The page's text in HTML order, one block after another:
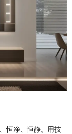
恒净、恒静。用技